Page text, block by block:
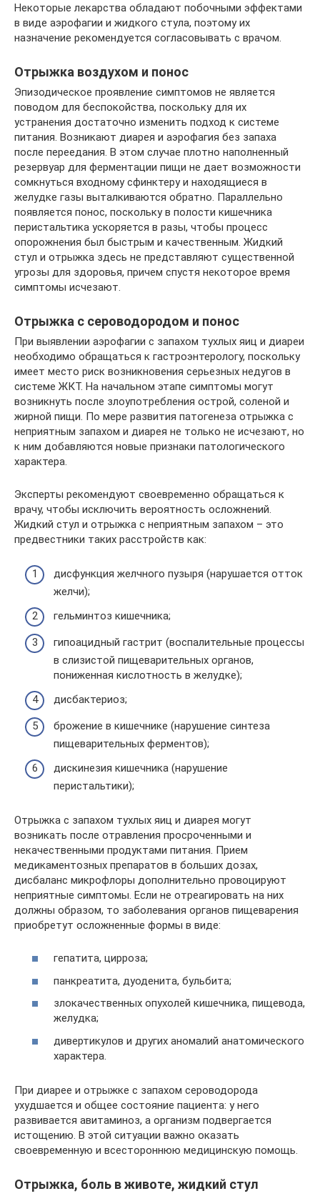
Некоторые лекарства обладают побочными эффектами
в виде аэрофагии и жидкого стула, поэтому их
назначение рекомендуется согласовывать с врачом.
Отрыжка воздухом и понос
Эпизодическое проявление симптомов не является
поводом для беспокойства, поскольку для их
устранения достаточно изменить подход к системе
питания. Возникают диарея и аэрофагия без запаха
после переедания. В этом случае плотно наполненный
резервуар для ферментации пищи не дает возможности
сомкнуться входному сфинктеру и находящиеся в
желудке газы выталкиваются обратно. Параллельно
появляется понос, поскольку в полости кишечника
перистальтика ускоряется в разы, чтобы процесс
опорожнения был быстрым и качественным. Жидкий
стул и отрыжка здесь не представляют существенной
угрозы для здоровья, причем спустя некоторое время
симптомы исчезают.
Отрыжка с сероводородом и понос
При выявлении аэрофагии с запахом тухлых яиц и диареи
необходимо обращаться к гастроэнтерологу, поскольку
имеет место риск возникновения серьезных недугов в
системе ЖКТ. На начальном этапе симптомы могут
возникнуть после злоупотребления острой, соленой и
жирной пищи. По мере развития патогенеза отрыжка с
неприятным запахом и диарея не только не исчезают, но
к ним добавляются новые признаки патологического
характера.
Эксперты рекомендуют своевременно обращаться к
врачу, чтобы исключить вероятность осложнений.
Жидкий стул и отрыжка с неприятным запахом – это
предвестники таких расстройств как:
дисфункция желчного пузыря (нарушается отток
желчи);
гельминтоз кишечника;
гипоацидный гастрит (воспалительные процессы
в слизистой пищеварительных органов,
пониженная кислотность в желудке);
дисбактериоз;
брожение в кишечнике (нарушение синтеза
пищеварительных ферментов);
дискинезия кишечника (нарушение
перистальтики);
Отрыжка с запахом тухлых яиц и диарея могут
возникать после отравления просроченными и
некачественными продуктами питания. Прием
медикаментозных препаратов в больших дозах,
дисбаланс микрофлоры дополнительно провоцируют
неприятные симптомы. Если не отреагировать на них
должны образом, то заболевания органов пищеварения
приобретут осложненные формы в виде:
гепатита, цирроза;
панкреатита, дуоденита, бульбита;
злокачественных опухолей кишечника, пищевода,
желудка;
дивертикулов и других аномалий анатомического
характера.
При диарее и отрыжке с запахом сероводорода
ухудшается и общее состояние пациента: у него
развивается авитаминоз, а организм подвергается
истощению. В этой ситуации важно оказать
своевременную и всестороннюю медицинскую помощь.
Отрыжка, боль в животе, жидкий стул